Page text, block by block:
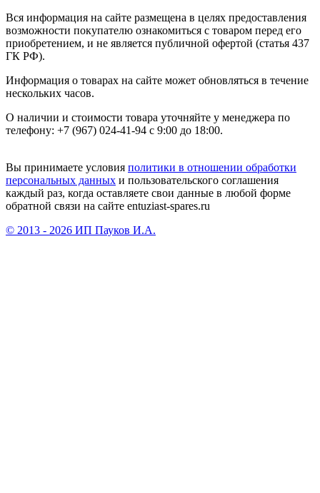
Вся информация на сайте размещена в целях предоставления
возможности покупателю ознакомиться с товаром перед его
приобретением, и не является публичной офертой (статья 437
ГК РФ).
Информация о товарах на сайте может обновляться в течение
нескольких часов.
О наличии и стоимости товара уточняйте у менеджера по
телефону: +7 (967) 024-41-94 с 9:00 до 18:00.
Вы принимаете условия политики в отношении обработки
персональных данных и пользовательского соглашения
каждый раз, когда оставляете свои данные в любой форме
обратной связи на сайте entuziast-spares.ru
© 2013 - 2026 ИП Пауков И.А.